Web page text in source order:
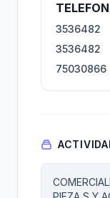
3536482
3536482
75030866